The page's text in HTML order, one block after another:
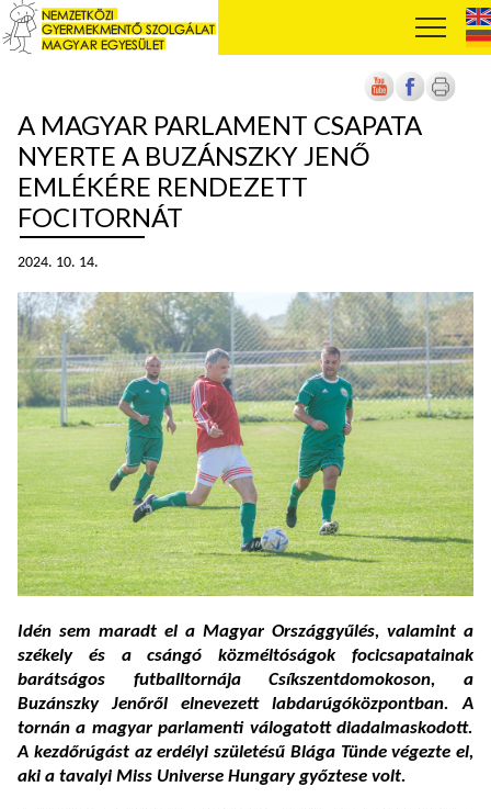
A MAGYAR PARLAMENT CSAPATA
NYERTE A BUZÁNSZKY JENŐ
EMLÉKÉRE RENDEZETT
FOCITORNÁT
2024. 10. 14.
Idén sem maradt el a Magyar Országgyűlés, valamint a
székely és a csángó közméltóságok focicsapatainak
barátságos futballtornája Csíkszentdomokoson, a
Buzánszky Jenőről elnevezett labdarúgóközpontban. A
tornán a magyar parlamenti válogatott diadalmaskodott.
A kezdőrúgást az erdélyi születésű Blága Tünde végezte el,
aki a tavalyi Miss Universe Hungary győztese volt.